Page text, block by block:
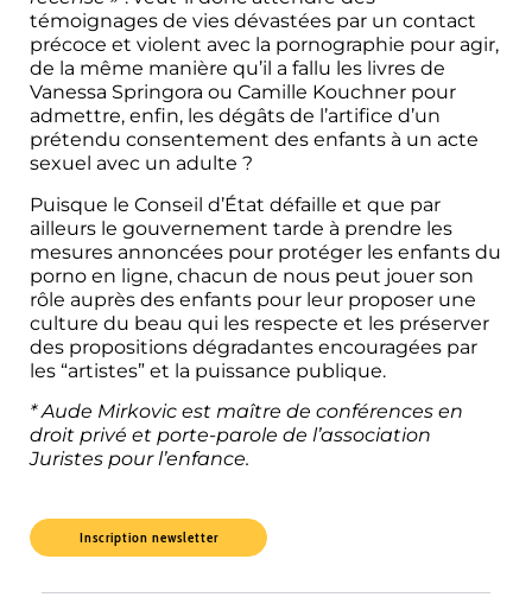
témoignages de vies dévastées par un contact
précoce et violent avec la pornographie pour agir,
de la même manière qu’il a fallu les livres de
Vanessa Springora ou Camille Kouchner pour
admettre, enfin, les dégâts de l’artifice d’un
prétendu consentement des enfants à un acte
sexuel avec un adulte ?
​Puisque le Conseil d’État défaille et que par
ailleurs le gouvernement tarde à prendre les
mesures annoncées pour protéger les enfants du
porno en ligne, chacun de nous peut jouer son
rôle auprès des enfants pour leur proposer une
culture du beau qui les respecte et les préserver
des propositions dégradantes encouragées par
les “artistes” et la puissance publique.
* Aude Mirkovic est maître de conférences en
droit privé et porte-parole de l’association
Juristes pour l’enfance.
Inscription newsletter